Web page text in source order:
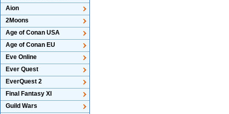
Aion
2Moons
Age of Conan USA
Age of Conan EU
Eve Online
Ever Quest
EverQuest 2
Final Fantasy XI
Guild Wars